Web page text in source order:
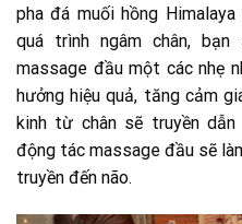
pha đá muối hồng
quá trình ngâm chân,
massage đầu một các nhẹ
hưởng hiệu quả, tăng cảm
kinh từ chân sẽ truyền
động tác massage đầu sẽ
truyền đến não.